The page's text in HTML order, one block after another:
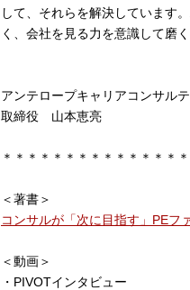
して、それらを解決しています
く、会社を見る力を意識して磨
アンテロープキャリアコンサル
取締役 山本恵亮
＊＊＊＊＊＊＊＊＊＊＊＊＊＊＊
＜著書＞
コンサルが「次に目指す」PEフ
＜動画＞
・PIVOTインタビュー